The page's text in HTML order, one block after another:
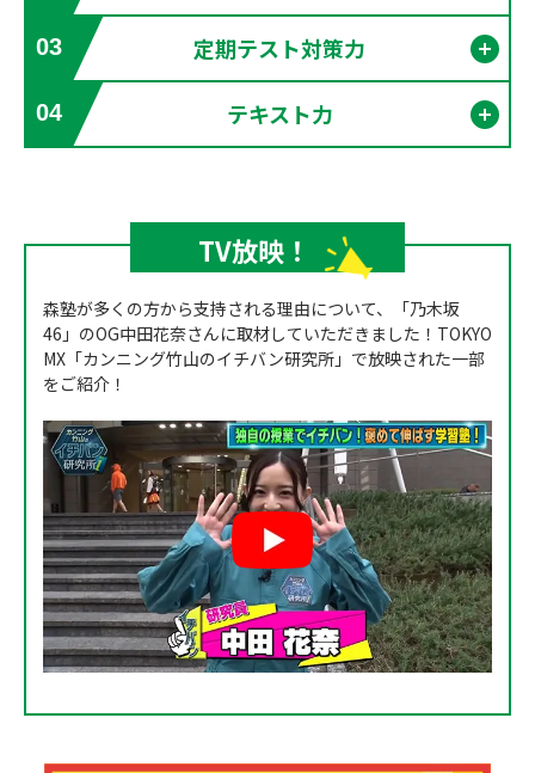
03 定期テスト対策力
04 テキスト力
TV放映！
森塾が多くの方から支持される理由について、「乃木坂
46」のOG中田花奈さんに取材していただきました！TOKYO
MX「カンニング竹山のイチバン研究所」で放映された一部
をご紹介！